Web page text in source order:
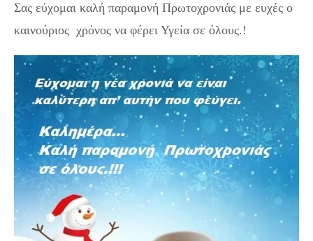
Σας εύχομαι καλή παραμονή Πρωτοχρονιάς με ευχές ο
καινούριος χρόνος να φέρει Υγεία σε όλους.!